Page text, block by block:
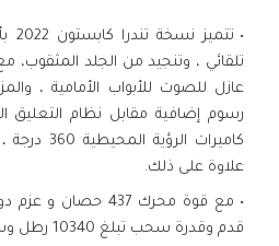
تلقائي ، وتنجيد من الجلد المثقوب،
عازل للصوت للأبواب الأمامية ،
رسوم إضافية مقابل نظام التعليق
كاميرات
علاوة على ذلك.
قدم وقدرة سحب تبلغ 10340 رطل وسعة حمولة 1485 رطل.